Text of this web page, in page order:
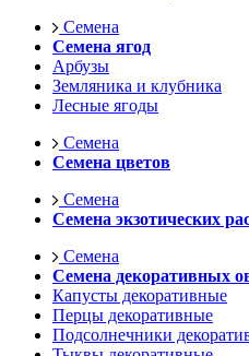
Семена
Семена ягод
Арбузы
Земляника и клубника
Лесные ягоды
Семена
Семена цветов
Семена
Семена экзотических
Семена
Семена декоративных
Капусты декоративные
Перцы декоративные
Подсолнечники